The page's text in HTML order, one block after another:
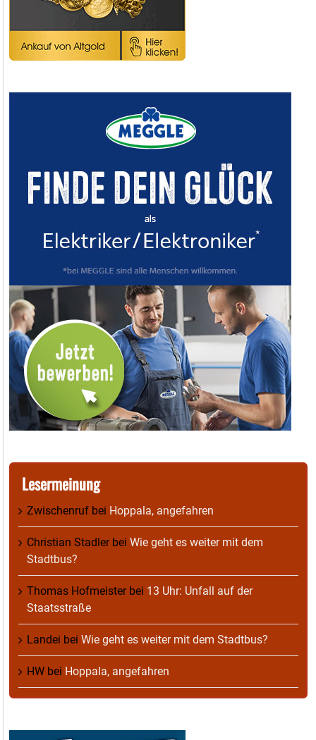
Lesermeinung
Zwischenruf bei Hoppala, angefahren
Christian Stadlerbei Wie geht es weiter mit dem
Stadtbus?
Thomas Hofmeisterbei 13 Uhr: Unfall auf der
Staatsstraße
Landei bei Wie geht es weiter mit dem Stadtbus?
HW bei Hoppala, angefahren